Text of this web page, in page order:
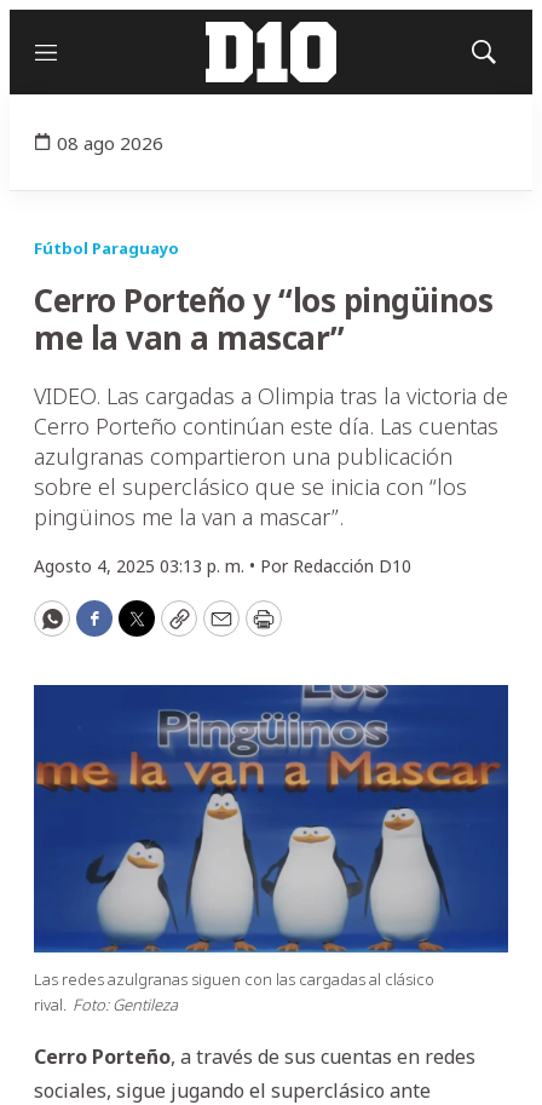
Menú
Mostrar
08 ago 2026
Fútbol Paraguayo
Cerro Porteño y “los pingüinos
me la van a mascar”
VIDEO. Las cargadas a Olimpia tras la victoria de
Cerro Porteño continúan este día. Las cuentas
azulgranas compartieron una publicación
sobre el superclásico que se inicia con “los
pingüinos me la van a mascar”.
Agosto 4, 2025 03:13 p. m. • Por Redacción D10
WhatsApp
Facebook
Twitter
CopyEmailPrint
Las redes azulgranas siguen con las cargadas al clásico
rival. Foto: Gentileza
Cerro Porteño, a través de sus cuentas en redes
sociales, sigue jugando el superclásico ante